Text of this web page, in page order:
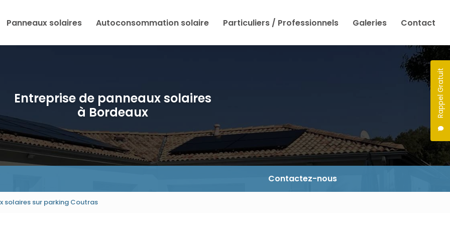
Rappel Gratuit
Panneaux solaires Autoconsommation solaire Particuliers / Professionnels Galeries Contact
Entreprise de panneaux solaires
à Bordeaux
Contactez-nous
solaires sur parking Coutras